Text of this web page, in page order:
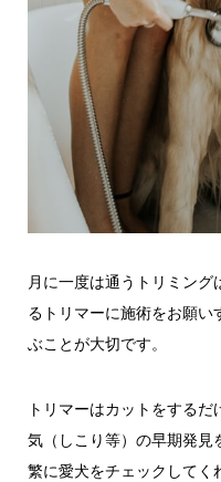
月に一度は通うトリミン
るトリマーに施術をお願
ぶことが大切です。
トリマーはカットをする
気（しこり等）の早期発見
繁に愛犬をチェックしてく